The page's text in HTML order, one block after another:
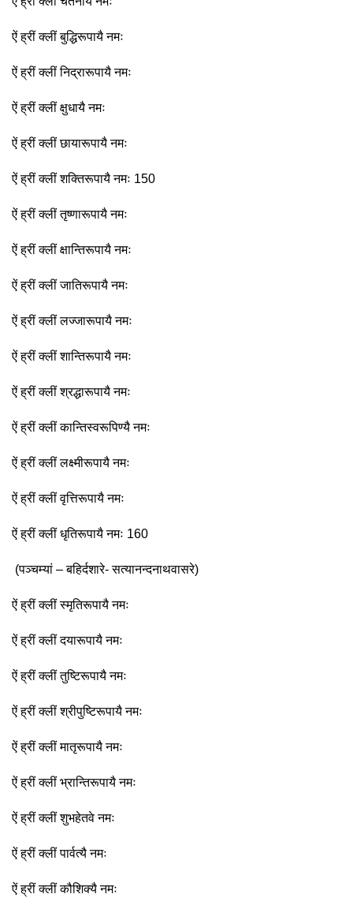
ऐं ह्रीं क्लीं बुद्धिरूपायै नमः
ऐं ह्रीं क्लीं निद्रारूपायै नमः
ऐं ह्रीं क्लीं क्षुधायै नमः
ऐं ह्रीं क्लीं छायारूपायै नमः
ऐं ह्रीं क्लीं शक्तिरूपायै नमः 150
ऐं ह्रीं क्लीं तृष्णारूपायै नमः
ऐं ह्रीं क्लीं क्षान्तिरूपायै नमः
ऐं ह्रीं क्लीं जातिरूपायै नमः
ऐं ह्रीं क्लीं लज्जारूपायै नमः
ऐं ह्रीं क्लीं शान्तिरूपायै नमः
ऐं ह्रीं क्लीं श्रद्धारूपायै नमः
ऐं ह्रीं क्लीं कान्तिस्वरूपिण्यै नमः
ऐं ह्रीं क्लीं लक्ष्मीरूपायै नमः
ऐं ह्रीं क्लीं वृत्तिरूपायै नमः
ऐं ह्रीं क्लीं धृतिरूपायै नमः 160
(पञ्चम्यां – बहिर्दशारे- सत्यानन्दनाथवासरे)
ऐं ह्रीं क्लीं स्मृतिरूपायै नमः
ऐं ह्रीं क्लीं दयारूपायै नमः
ऐं ह्रीं क्लीं तुष्टिरूपायै नमः
ऐं ह्रीं क्लीं श्रीपुष्टिरूपायै नमः
ऐं ह्रीं क्लीं मातृरूपायै नमः
ऐं ह्रीं क्लीं भ्रान्तिरूपायै नमः
ऐं ह्रीं क्लीं शुभहेतवे नमः
ऐं ह्रीं क्लीं पार्वत्यै नमः
ऐं ह्रीं क्लीं कौशिक्यै नमः